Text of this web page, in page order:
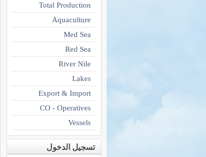
Total Production
Aquaculture
Med Sea
Red Sea
River Nile
Lakes
Export & Import
CO - Operatives
Vessels
تسجيل الدخول